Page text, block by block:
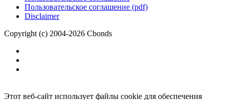
Размещение рекламы
Обратная связь
Пользовательское соглашение
Copyright (c) 2004-2026 Cbonds